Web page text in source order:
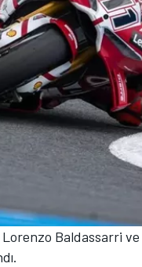
Baldassarri